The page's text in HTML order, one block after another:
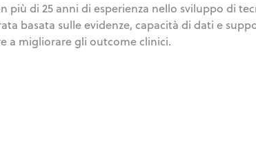
più di 25 anni di esperienza nello sviluppo di
basata sulle evidenze, capacità di dati e
a migliorare gli outcome clinici.